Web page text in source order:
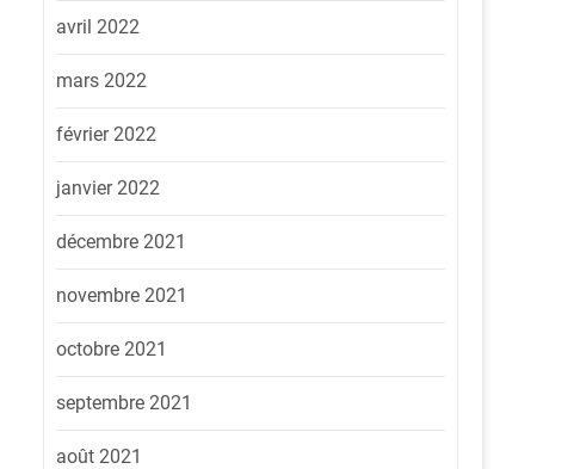
avril 2022
mars 2022
février 2022
janvier 2022
décembre 2021
novembre 2021
octobre 2021
septembre 2021
août 2021